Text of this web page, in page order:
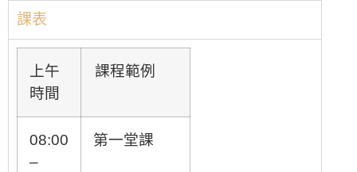
課表
上午
時間
課程範例
08:00
–
第一堂課